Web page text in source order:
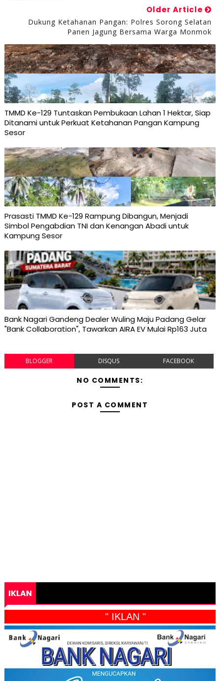
Older Article
Dukung Ketahanan Pangan: Polres Sorong Selatan
Panen Jagung Bersama Warga Monmok
TMMD Ke-129 Tuntaskan Pembukaan Lahan 1 Hektar, Siap
Ditanami untuk Perkuat Ketahanan Pangan Kampung
Sesor
Prasasti TMMD Ke-129 Rampung Dibangun, Menjadi
Simbol Pengabdian TNI dan Kenangan Abadi untuk
Kampung Sesor
Bank Nagari Gandeng Dealer Wuling Maju Padang Gelar
"Bank Collaboration", Tawarkan AIRA EV Mulai Rp163 Juta
BLOGGER DISQUS FACEBOOK
NO COMMENTS:
POST A COMMENT
IKLAN
" IKLAN "